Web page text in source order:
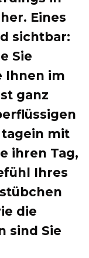
Eines
sichtbar:
Sie
Ihnen im
ganz
tagein mit
ihren Tag,
Ihres
die
sind Sie